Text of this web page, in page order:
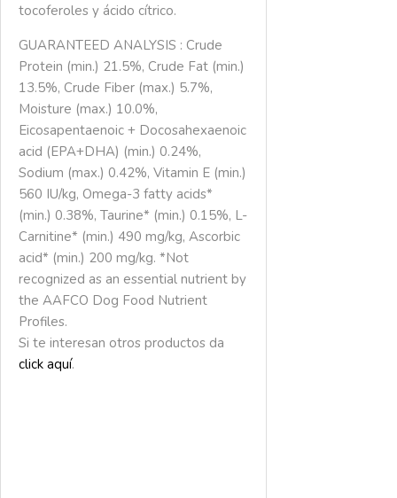
tocoferoles y ácido cítrico.
GUARANTEED ANALYSIS : Crude
Protein (min.) 21.5%, Crude Fat (min.)
13.5%, Crude Fiber (max.) 5.7%,
Moisture (max.) 10.0%,
Eicosapentaenoic + Docosahexaenoic
acid (EPA+DHA) (min.) 0.24%,
Sodium (max.) 0.42%, Vitamin E (min.)
560 IU/kg, Omega-3 fatty acids*
(min.) 0.38%, Taurine* (min.) 0.15%, L-
Carnitine* (min.) 490 mg/kg, Ascorbic
acid* (min.) 200 mg/kg. *Not
recognized as an essential nutrient by
the AAFCO Dog Food Nutrient
Profiles.
Si te interesan otros productos da
click aquí.